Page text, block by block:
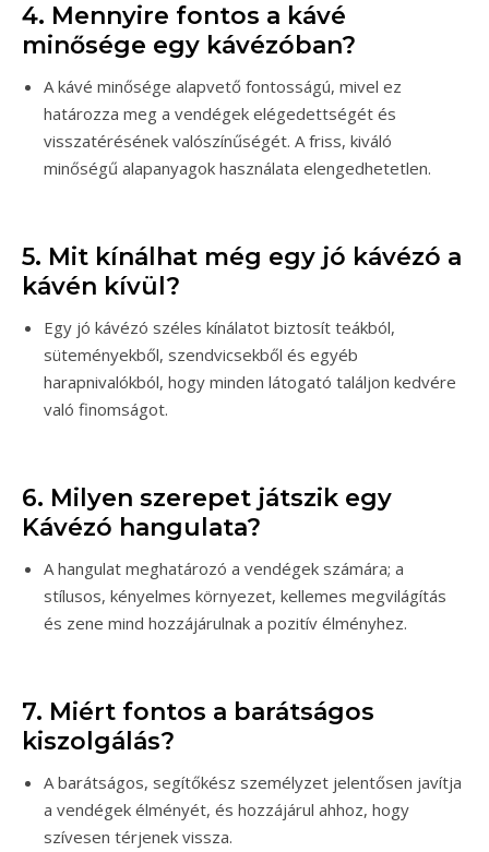
4. Mennyire fontos a kávé
minősége egy kávézóban?
A kávé minősége alapvető fontosságú, mivel ez
határozza meg a vendégek elégedettségét és
visszatérésének valószínűségét. A friss, kiváló
minőségű alapanyagok használata elengedhetetlen.
5. Mit kínálhat még egy jó kávézó a
kávén kívül?
Egy jó kávézó széles kínálatot biztosít teákból,
süteményekből, szendvicsekből és egyéb
harapnivalókból, hogy minden látogató találjon kedvére
való finomságot.
6. Milyen szerepet játszik egy
Kávézó hangulata?
A hangulat meghatározó a vendégek számára; a
stílusos, kényelmes környezet, kellemes megvilágítás
és zene mind hozzájárulnak a pozitív élményhez.
7. Miért fontos a barátságos
kiszolgálás?
A barátságos, segítőkész személyzet jelentősen javítja
a vendégek élményét, és hozzájárul ahhoz, hogy
szívesen térjenek vissza.